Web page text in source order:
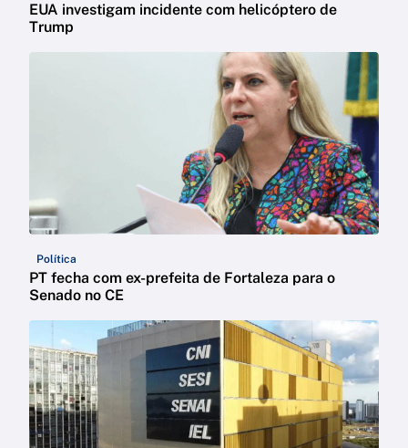
EUA investigam incidente com helicóptero de
Trump
Política
PT fecha com ex-prefeita de Fortaleza para o
Senado no CE